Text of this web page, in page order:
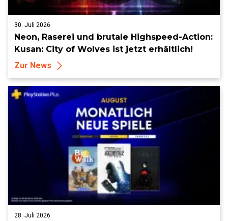
30. Juli 2026
Neon, Raserei und brutale Highspeed-Action:
Kusan: City of Wolves ist jetzt erhältlich!
Zur News
28. Juli 2026